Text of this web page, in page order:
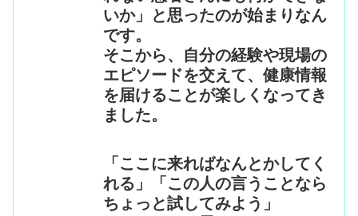
いか」と思ったのが始まりなん
です。
そこから、自分の経験や現場の
エピソードを交えて、健康情報
を届けることが楽しくなってき
ました。
「ここに来ればなんとかしてく
れる」「この人の言うことなら
ちょっと試してみよう」